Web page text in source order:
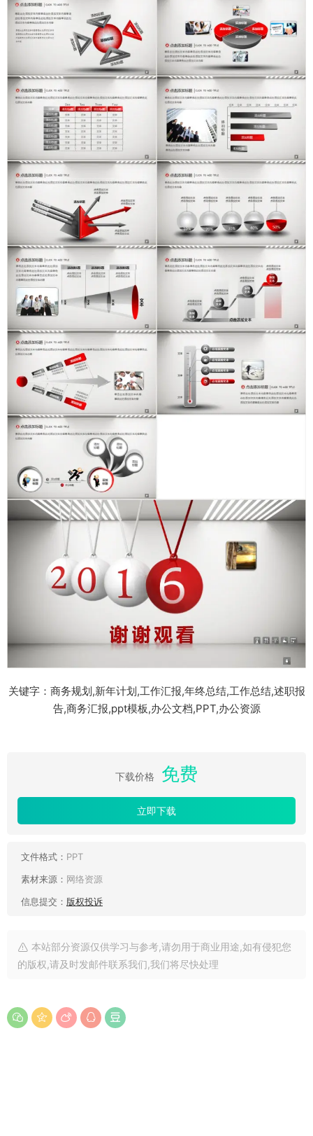
关键字：商务规划,新年计划,工作汇报,年终总结,工作总结,述职报
告,商务汇报,ppt模板,办公文档,PPT,办公资源
下载价格 免费
立即下载
文件格式： PPT
素材来源： 网络资源
信息提交： 版权投诉
本站部分资源仅供学习与参考,请勿用于商业用途,如有侵犯您
的版权,请及时发邮件联系我们,我们将尽快处理